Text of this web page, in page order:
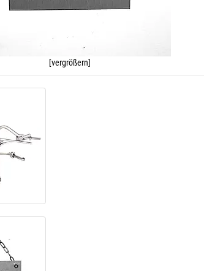
[vergrößern]